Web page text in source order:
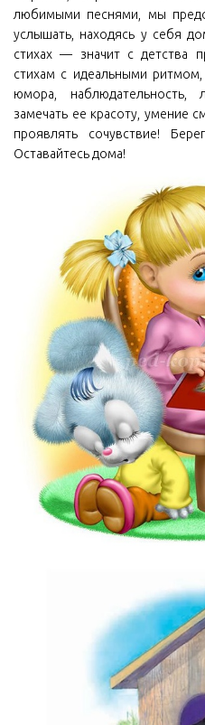
любимыми песнями, мы
услышать, находясь у себя
стихах — значит с детства
стихам с идеальными
юмора,
замечать ее красоту, умение
проявлять сочувствие!
Оставайтесь дома!